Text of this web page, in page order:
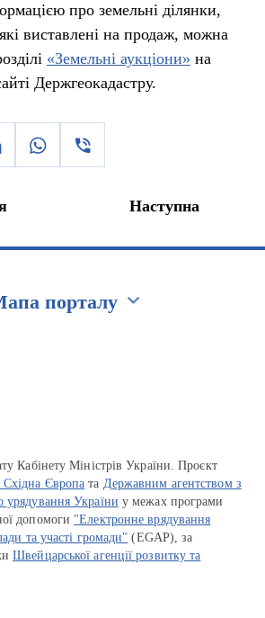
про земельні ділянки,
виставлені на продаж, можна
«Земельні аукціони» на
Держгеокадастру.
Наступна
порталу
Кабінету Міністрів України. Проєкт
Європа та Державним агентством з
урядування України у межах програми
допомоги "Електронне врядування
та участі громади" (EGAP), за
Швейцарської агенції розвитку та